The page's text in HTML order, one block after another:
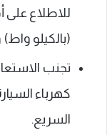
للاطلاع
(بالكيلو واط)
تجنب
كهرباء
السريع.